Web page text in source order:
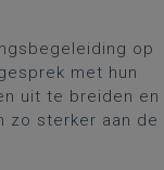
op
met hun
uit te breiden en
zo sterker aan de